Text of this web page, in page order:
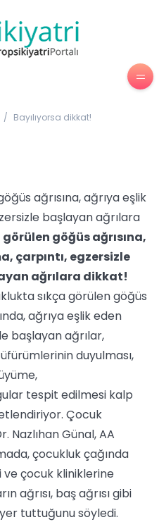
/ Bayılıyorsa dikkat!
ağrısına, ağrıya eşlik
başlayan ağrılara
göğüs ağrısına,
çarpıntı, egzersizle
ağrılara dikkat!
sıkça görülen göğüs
ağrıya eşlik eden
başlayan ağrılar,
duyulması,
tespit edilmesi kalp
Çocuk
Nazlıhan Günal, AA
çocukluk çağında
ve çocuk kliniklerine
ağrısı, baş ağrısı gibi
tuttuğunu söyledi.